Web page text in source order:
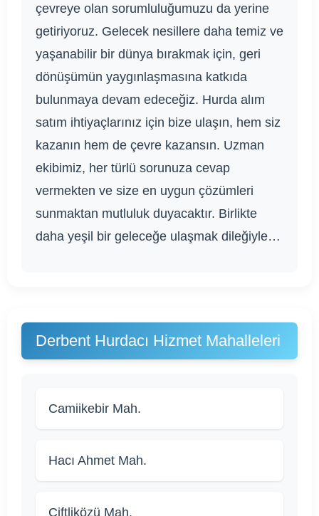
çevreye olan sorumluluğumuzu da yerine
getiriyoruz. Gelecek nesillere daha temiz ve
yaşanabilir bir dünya bırakmak için, geri
dönüşümün yaygınlaşmasına katkıda
bulunmaya devam edeceğiz. Hurda alım
satım ihtiyaçlarınız için bize ulaşın, hem siz
kazanın hem de çevre kazansın. Uzman
ekibimiz, her türlü sorunuza cevap
vermekten ve size en uygun çözümleri
sunmaktan mutluluk duyacaktır. Birlikte
daha yeşil bir geleceğe ulaşmak dileğiyle…
Derbent Hurdacı Hizmet Mahalleleri
Camiikebir Mah.
Hacı Ahmet Mah.
Çiftliközü Mah.